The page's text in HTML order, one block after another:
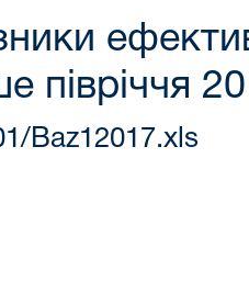
півріччя
Baz12017.xls